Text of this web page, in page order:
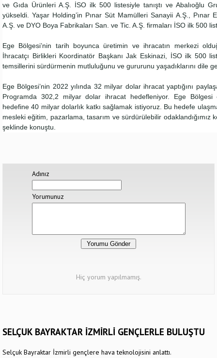
ve Gıda Ürünleri A.Ş. İSO ilk 500 listesiyle tanıştı ve Abalıoğlu
yükseldi. Yaşar Holding’in Pınar Süt Mamülleri Sanayii A.Ş., Pınar
A.Ş. ve DYO Boya Fabrikaları San. ve Tic. A.Ş. firmaları İSO ilk 500
Ege Bölgesi’nin tarih boyunca üretimin ve ihracatın merkezi
İhracatçı Birlikleri Koordinatör Başkanı Jak Eskinazi, İSO ilk 500
temsillerini sürdürmenin mutluluğunu ve gururunu yaşadıklarını dile
Ege Bölgesi’nin 2022 yılında 32 milyar dolar ihracat yaptığını
Programda 302,2 milyar dolar ihracat hedefleniyor. Ege Bölgesi
hedefine 40 milyar dolarlık katkı sağlamak istiyoruz. Bu hedefe
mesleki eğitim, pazarlama, tasarım ve sürdürülebilir odaklandığımız
şeklinde konuştu.
Adınız
Yorumunuz
Hiç yorum yapılmamış.
SELÇUK BAYRAKTAR İZMİRLİ GENÇLERLE BULUŞTU
Selçuk Bayraktar İzmirli gençlere hava teknolojisini anlattı.